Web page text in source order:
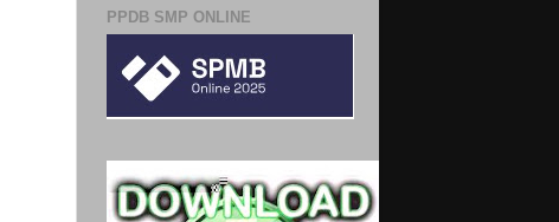
PPDB SMP ONLINE